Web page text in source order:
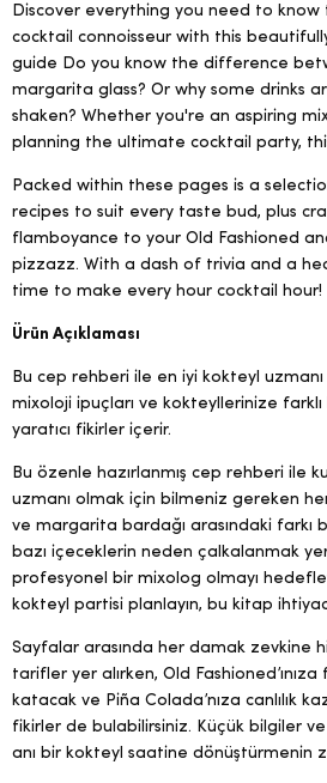
Discover everything you need to
cocktail connoisseur with this
guide Do you know the difference
margarita glass? Or why some drinks
shaken? Whether you're an aspiring
planning the ultimate cocktail party,
Packed within these pages is a
recipes to suit every taste bud, plus
flamboyance to your Old Fashioned
pizzazz. With a dash of trivia and a
time to make every hour cocktail hour!
Ürün Açıklaması
Bu cep rehberi ile en iyi kokteyl uzmanı
mixoloji ipuçları ve kokteyllerinize
yaratıcı fikirler içerir.
Bu özenle hazırlanmış cep rehberi ile
uzmanı olmak için bilmeniz gereken
ve margarita bardağı arasındaki farkı
bazı içeceklerin neden çalkalanmak
profesyonel bir mixolog olmayı
kokteyl partisi planlayın, bu kitap
Sayfalar arasında her damak zevkine
tarifler yer alırken, Old Fashioned’ınıza
katacak ve Piña Colada’nıza canlılık
fikirler de bulabilirsiniz. Küçük bilgiler
anı bir kokteyl saatine dönüştürmenin